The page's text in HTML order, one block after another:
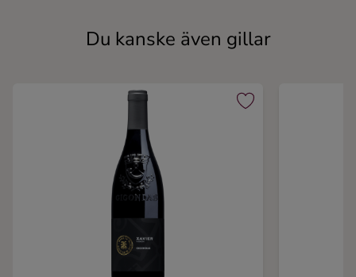
Du kanske även gillar